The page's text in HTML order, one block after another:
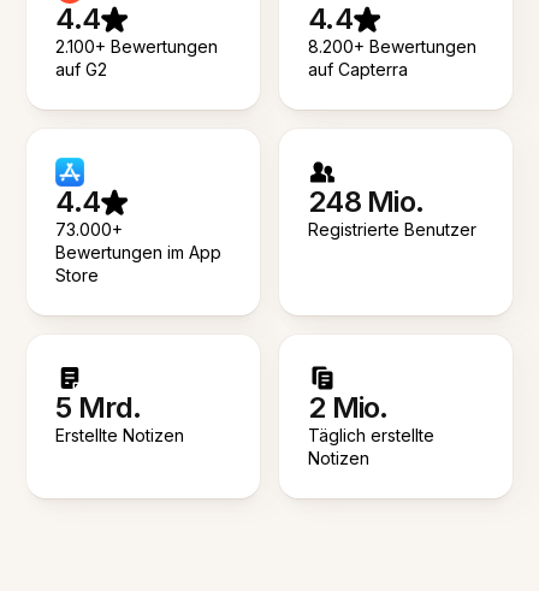
4.4
2.100+ Bewertungen
auf G2
4.4
8.200+ Bewertungen
auf Capterra
4.4
73.000+
Bewertungen im App
Store
248 Mio.
Registrierte Benutzer
5 Mrd.
Erstellte Notizen
2 Mio.
Täglich erstellte
Notizen